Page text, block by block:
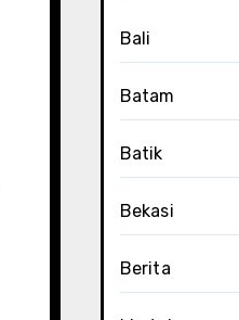
Bali
Batam
Batik
Bekasi
Berita